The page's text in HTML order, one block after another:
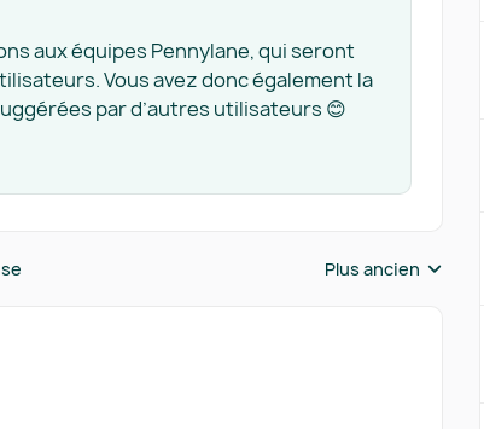
aux équipes Pennylane, qui seront
Vous avez donc également la
par d’autres utilisateurs 😊
Réponses triées par
Plus ancien